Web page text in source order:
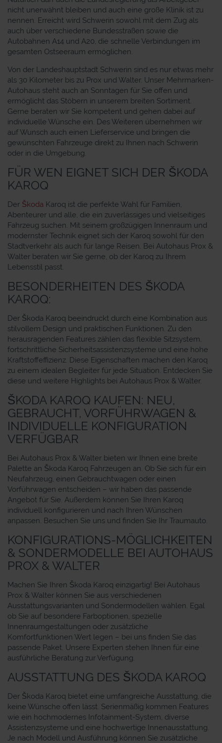
nicht unerwähnt bleiben und auch eine große Klinik ist zu
nennen. Erreicht wird Schwerin sowohl mit dem Zug als
auch über verschiedene Bundesstraßen sowie die
Autobahnen A14 und A20, die schnelle Verbindungen im
gesamten Ostseeraum ermöglichen.
Von der Landeshauptstadt Schwerin sind es nur etwas mehr
als 30 Kilometer bis zu Prox und Walter. Unser Mehrmarken-
Autohaus steht auch an Sonntagen für Sie offen und
ermöglicht das Stöbern in unserem breiten Sortiment.
Gerne beraten wir Sie kompetent und gehen dabei auf
individuelle Wünsche ein. Des Weiteren übernehmen wir
auf Wunsch auch einen Lieferservice und bringen die
gewünschten Fahrzeuge direkt zu Ihnen nach Schwerin
oder in die Umgebung.
FÜR WEN EIGNET SICH DER ŠKODA
KAROQ
Der Škoda Karoq ist die perfekte Wahl für Familien,
Abenteurer und alle, die ein zuverlässiges und vielseitiges
Fahrzeug suchen. Mit seinem großzügigen Innenraum und
modernster Technik eignet sich der Karoq sowohl für den
Stadtverkehr als auch für lange Reisen. Bei Autohaus Prox &
Walter beraten wir Sie gerne, ob der Karoq zu Ihrem
Lebensstil passt.
BESONDERHEITEN DES ŠKODA
KAROQ:
Der Škoda Karoq beeindruckt durch eine Kombination aus
stilvollem Design und praktischen Funktionen. Zu den
herausragenden Features zählen das flexible Sitzsystem,
fortschrittliche Sicherheitsassistenzsysteme und eine hohe
Kraftstoffeffizienz. Diese Eigenschaften machen den Karoq
zu einem idealen Begleiter für jede Situation. Entdecken Sie
diese und weitere Highlights bei Autohaus Prox & Walter.
ŠKODA KAROQ KAUFEN: NEU,
GEBRAUCHT, VORFÜHRWAGEN &
INDIVIDUELLE KONFIGURATION
VERFÜGBAR
Bei Autohaus Prox & Walter bieten wir Ihnen eine breite
Palette an Škoda Karoq Fahrzeugen an. Ob Sie sich für ein
Neufahrzeug, einen Gebrauchtwagen oder einen
Vorführwagen entscheiden – wir haben das passende
Angebot für Sie. Außerdem können Sie Ihren Karoq
individuell konfigurieren und nach Ihren Wünschen
anpassen. Besuchen Sie uns und finden Sie Ihr Traumauto.
KONFIGURATIONS-MÖGLICHKEITEN
& SONDERMODELLE BEI AUTOHAUS
PROX & WALTER
Machen Sie Ihren Škoda Karoq einzigartig! Bei Autohaus
Prox & Walter können Sie aus verschiedenen
Ausstattungsvarianten und Sondermodellen wählen. Egal
ob Sie auf besondere Farboptionen, spezielle
Innenraumgestaltungen oder zusätzliche
Komfortfunktionen Wert legen – bei uns finden Sie das
passende Paket. Unsere Experten stehen Ihnen für eine
ausführliche Beratung zur Verfügung.
AUSSTATTUNG DES ŠKODA KAROQ
Der Škoda Karoq bietet eine umfangreiche Ausstattung, die
keine Wünsche offen lässt. Serienmäßig kommen Features
wie ein hochmodernes Infotainment-System, diverse
Assistenzsysteme und eine hochwertige Innenausstattung.
Je nach Modell und Ausführung können Sie zusätzliche